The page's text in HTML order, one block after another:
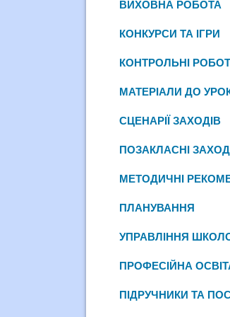
ВИХОВНА РОБОТА
КОНКУРСИ ТА ІГРИ
КОНТРОЛЬНІ
МАТЕРІАЛИ ДО
СЦЕНАРІЇ ЗАХОДІВ
ПОЗАКЛАСНІ
МЕТОДИЧНІ
ПЛАНУВАННЯ
УПРАВЛІННЯ
ПРОФЕСІЙНА
ПІДРУЧНИКИ ТА